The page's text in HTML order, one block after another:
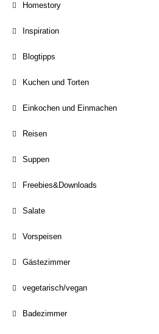
Homestory
Inspiration
Blogtipps
Kuchen und Torten
Einkochen und Einmachen
Reisen
Suppen
Freebies&Downloads
Salate
Vorspeisen
Gästezimmer
vegetarisch/vegan
Badezimmer